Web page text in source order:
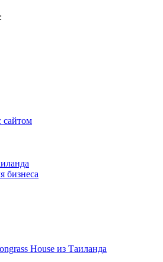
сайтом
бизнеса
House из Таиланда